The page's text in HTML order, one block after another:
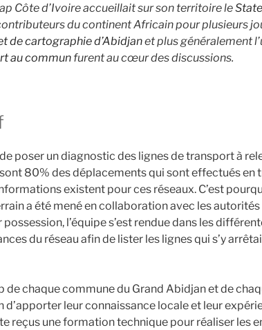
Côte d’Ivoire accueillait sur son territoire le
du continent Africain pour plusieurs
de cartographie d’Abidjanet plus généralement
au commun furent au cœur des discussions.
poser un diagnostic des lignes de transport à
80% des déplacements qui sont effectués en
existent pour ces réseaux. C’est
a été mené en collaboration avec les autorités
l’équipe s’est rendue dans les
du réseau afin de lister les lignes qui s’y
chaque commune du Grand Abidjan et de
leur connaissance locale et leur
reçus une formation technique pour réaliser les